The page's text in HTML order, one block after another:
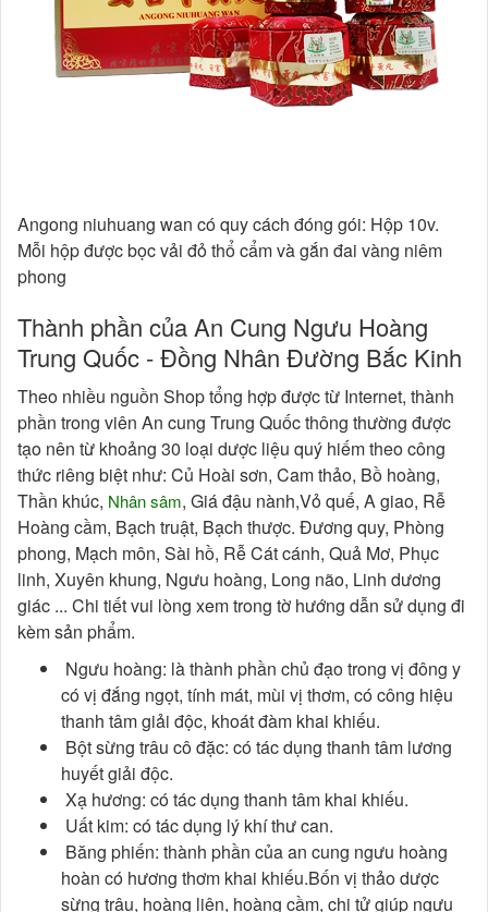
Angong niuhuang wan có quy cách đóng gói: Hộp 10v.
Mỗi hộp được bọc vải đỏ thổ cẩm và gắn đai vàng niêm
phong
Thành phần của An Cung Ngưu Hoàng
Trung Quốc - Đồng Nhân Đường Bắc Kinh
Theo nhiều nguồn Shop tổng hợp được từ Internet, thành
phần trong viên An cung Trung Quốc thông thường được
tạo nên từ khoảng 30 loại dược liệu quý hiếm theo công
thức riêng biệt như: Củ Hoài sơn, Cam thảo, Bồ hoàng,
Thần khúc, Nhân sâm, Giá đậu nành,Vỏ quế, A giao, Rễ
Hoàng cầm, Bạch truật, Bạch thược. Đương quy, Phòng
phong, Mạch môn, Sài hồ, Rễ Cát cánh, Quả Mơ, Phục
linh, Xuyên khung, Ngưu hoàng, Long não, Linh dương
giác ... Chi tiết vui lòng xem trong tờ hướng dẫn sử dụng đi
kèm sản phẩm.
Ngưu hoàng: là thành phần chủ đạo trong vị đông y
có vị đắng ngọt, tính mát, mùi vị thơm, có công hiệu
thanh tâm giải độc, khoát đàm khai khiếu.
Bột sừng trâu cô đặc: có tác dụng thanh tâm lương
huyết giải độc.
Xạ hương: có tác dụng thanh tâm khai khiếu.
Uất kim: có tác dụng lý khí thư can.
Băng phiến: thành phần của an cung ngưu hoàng
hoàn có hương thơm khai khiếu.Bốn vị thảo dược
sừng trâu, hoàng liên, hoàng cầm, chi tử giúp ngưu